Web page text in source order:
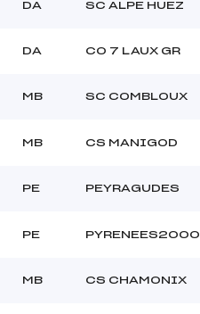
DA SC ALPE HUEZ
DA CO 7 LAUX GR
MB SC COMBLOUX
MB CS MANIGOD
PE PEYRAGUDES
PE PYRENEES2000
MB CS CHAMONIX